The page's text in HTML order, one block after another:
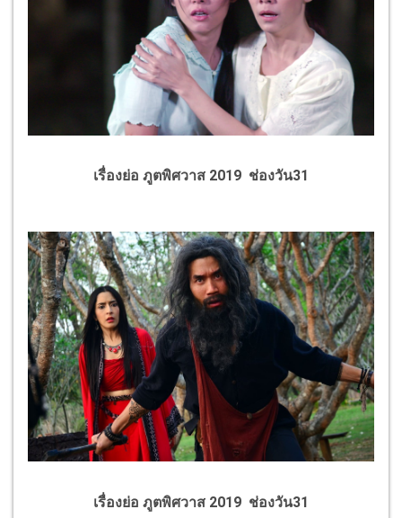
เรื่องย่อ ภูตพิศวาส 2019 ช่องวัน31
เรื่องย่อ ภูตพิศวาส 2019 ช่องวัน31